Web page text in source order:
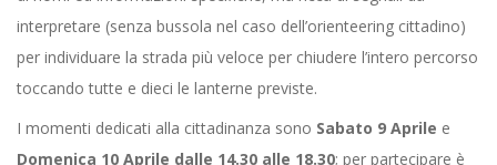
interpretare (senza bussola nel caso dell’orienteering cittadino)
per individuare la strada più veloce per chiudere l’intero percorso
toccando tutte e dieci le lanterne previste.
I momenti dedicati alla cittadinanza sono Sabato 9 Aprile e
Domenica 10 Aprile dalle 14.30 alle 18.30; per partecipare è